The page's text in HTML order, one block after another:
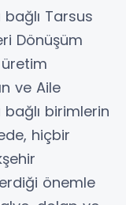
bağlı Tarsus
Dönüşüm
ve Aile
bağlı birimlerin
hiçbir
önemle